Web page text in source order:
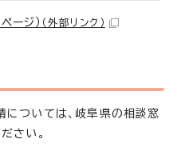
ージ） （外部リンク）
については、岐阜県の相談窓
さい。